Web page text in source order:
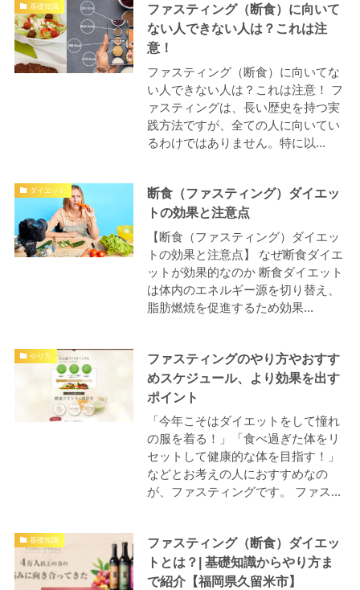
基礎知識
ファスティング（断食）に向いて
ない人できない人は？これは注
意！
ファスティング（断食）に向いてな
い人できない人は？これは注意！ フ
ァスティングは、長い歴史を持つ実
践方法ですが、全ての人に向いてい
るわけではありません。特に以...
ダイエット
断食（ファスティング）ダイエッ
トの効果と注意点
【断食（ファスティング）ダイエッ
トの効果と注意点】 なぜ断食ダイエ
ットが効果的なのか 断食ダイエット
は体内のエネルギー源を切り替え、
脂肪燃焼を促進するため効果...
やり方
ファスティングのやり方やおすす
めスケジュール、より効果を出す
ポイント
「今年こそはダイエットをして憧れ
の服を着る！」「食べ過ぎた体をリ
セットして健康的な体を目指す！」
などとお考えの人におすすめなの
が、ファスティングです。 ファス...
基礎知識
ファスティング（断食）ダイエッ
トとは？| 基礎知識からやり方ま
で紹介【福岡県久留米市】